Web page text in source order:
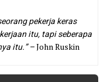
pekerja keras
itu, tapi seberapa
itu.”–John Ruskin